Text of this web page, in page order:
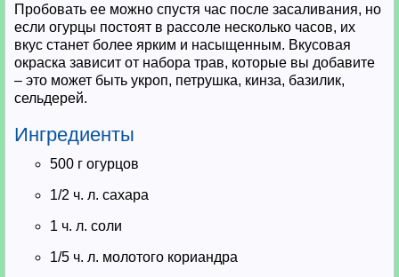
Пробовать ее можно спустя час после засаливания, но
если огурцы постоят в рассоле несколько часов, их
вкус станет более ярким и насыщенным. Вкусовая
окраска зависит от набора трав, которые вы добавите
– это может быть укроп, петрушка, кинза, базилик,
сельдерей.
Ингредиенты
500 г огурцов
1/2 ч. л. сахара
1 ч. л. соли
1/5 ч. л. молотого кориандра